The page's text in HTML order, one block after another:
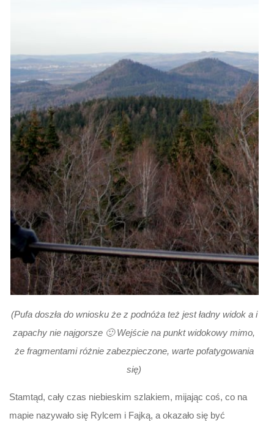
(Pufa doszła do wniosku że z podnóża też jest ładny widok a i
zapachy nie najgorsze 🙂 Wejście na punkt widokowy mimo,
że fragmentami różnie zabezpieczone, warte pofatygowania
się)
Stamtąd, cały czas niebieskim szlakiem, mijając coś, co na
mapie nazywało się Rylcem i Fajką, a okazało się być